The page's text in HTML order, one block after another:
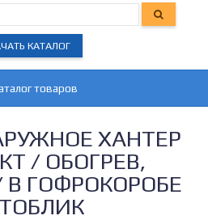
КАТАЛОГ
товаров
ХАНТЕР
/ ОБОГРЕВ,
ГОФРОКОРОБЕ